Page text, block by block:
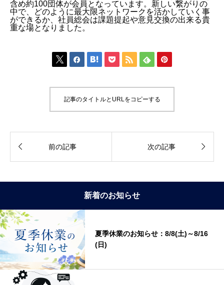
含め約100団体が会員となっています。新しい繋がりの
中で、どのように最大限ネットワークを活かしていく事
ができるか、社員総会は課題提起や意見交換の出来る貴
重な場となりました。
      
記事のタイトルとURLをコピーする
 前の記事 次の記事 
新着のお知らせ
夏季休業のお知らせ：8/8(土)～8/16
(日)